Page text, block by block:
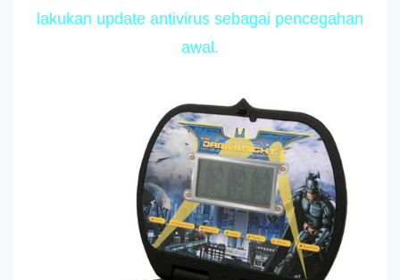
lakukan update antivirus sebagai pencegahan
awal.